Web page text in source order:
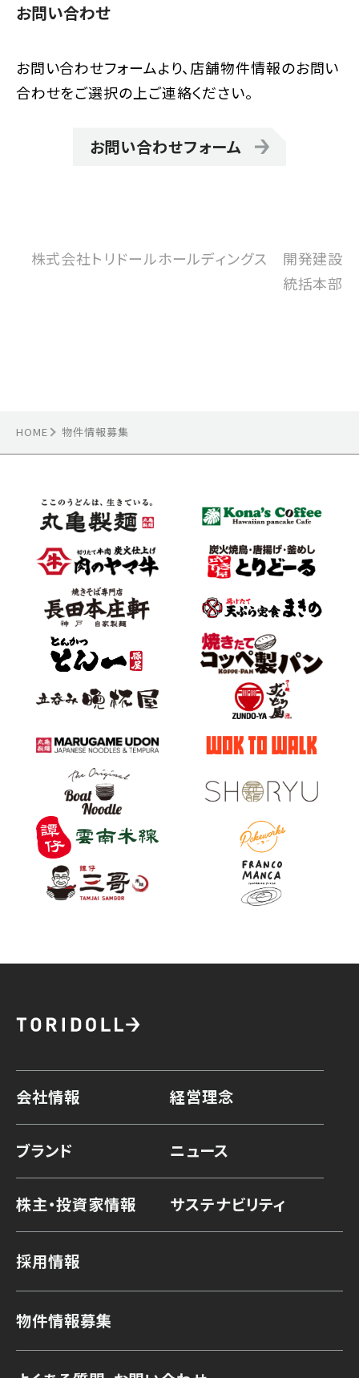
お問い合わせ
お問い合わせフォームより、店舗物件情報のお問い
合わせをご選択の上ご連絡ください。
お問い合わせフォーム
株式会社トリドールホールディングス 開発建設
統括本部
HOME 物件情報募集
会社情報 経営理念
ブランド ニュース
株主・投資家情報 サステナビリティ
採用情報
物件情報募集